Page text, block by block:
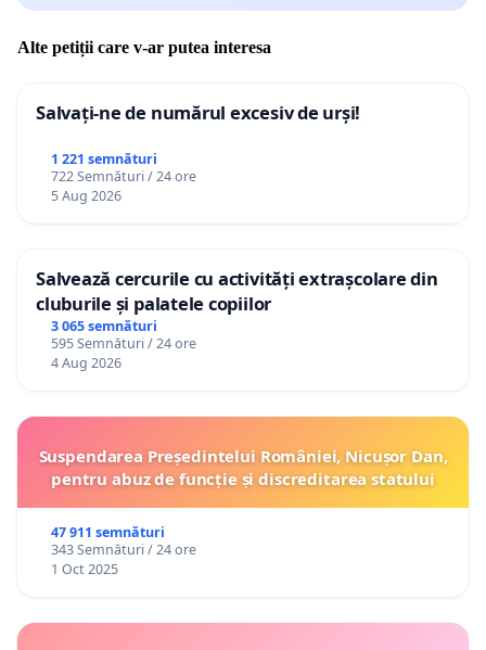
Alte petiții care v-ar putea interesa
Salvați-ne de numărul excesiv de urși!
1 221 semnături
722 Semnături / 24 ore
5 Aug 2026
Salvează cercurile cu activități extrașcolare din
cluburile și palatele copiilor
3 065 semnături
595 Semnături / 24 ore
4 Aug 2026
Suspendarea Președintelui României, Nicușor Dan,
pentru abuz de funcție și discreditarea statului
47 911 semnături
343 Semnături / 24 ore
1 Oct 2025